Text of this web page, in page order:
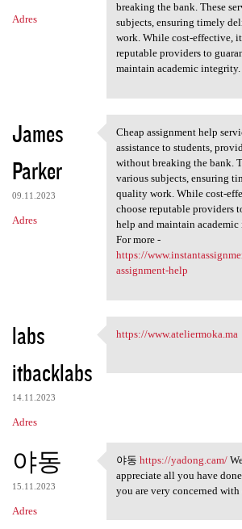
Adres
breaking the bank. These
subjects, ensuring timely
work. While cost-effective,
reputable providers to
maintain academic integrity.
James
Parker
09.11.2023
Adres
Cheap assignment
Cheap assignment help
assistance to students,
without breaking the bank.
various subjects, ensuring
quality work. While cost-
choose reputable providers
help and maintain
For more -
https://
assignment-help
labs
itbacklabs
14.11.2023
Adres
https://
https://www.ateliermoka.ma
야동
15.11.2023
Adres
야동 https://
야동 https://yadong.cam/
appreciate all you have
you are very concerned with